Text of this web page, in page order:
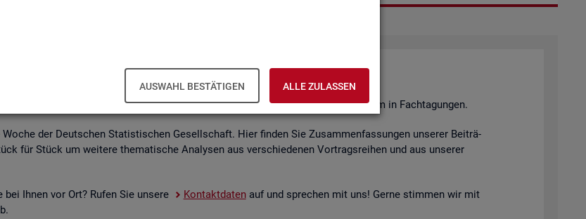
AUSWAHL BESTÄTIGEN ALLE ZULASSEN
Sta­tis­tik an­ge­wen­det
Fra­ge­stel­lun­gen. Die Ana­ly­se­er­geb­nis­se prä­sen­tie­ren wir unter an­de­rem in Fach­ta­gun­gen.
der Deut­schen Sta­tis­ti­schen Ge­sell­schaft. Hier fin­den Sie Zu­sam­men­fas­sun­gen un­se­rer Bei­trä­
für Stück um wei­te­re the­ma­ti­sche Ana­ly­sen aus ver­schie­de­nen Vor­trags­rei­hen und aus un­se­rer
Ihnen vor Ort? Rufen Sie un­se­re Kon­takt­da­tenauf und spre­chen mit uns! Gerne stim­men wir mit